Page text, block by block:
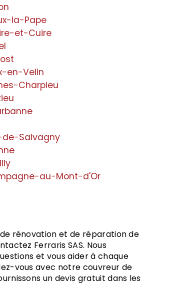
la-Pape
et-Cuire
en-Velin
Charpieu
de-Salvagny
au-Mont-d'Or
Ferraris SAS. Nous
et vous aider à chaque
vous avec notre couvreur de
un devis gratuit dans les